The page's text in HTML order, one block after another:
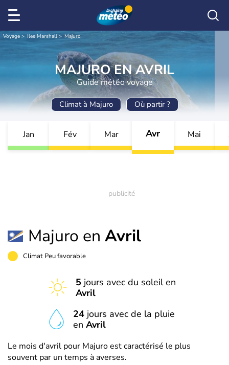
Voyage Iles Marshall Majuro
MAJURO EN AVRIL
Guide météo voyage
Climat à Majuro Où partir ?
Jan Fév Mar Avr Mai
Majuro en Avril
Climat Peu favorable
5 jours avec du soleil en
Avril
24 jours avec de la pluie
enAvril
Le mois d'avril pour Majuro est caractérisé le plus
souvent par un temps à averses.